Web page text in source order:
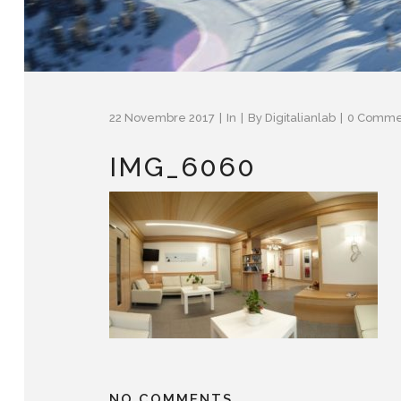
22 Novembre 2017 In By Digitalianlab 0
IMG_6060